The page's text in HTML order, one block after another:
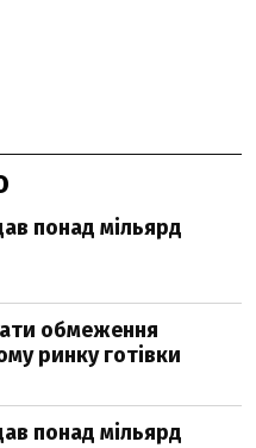
понад мільярд
обмеження
ринку готівки
понад мільярд